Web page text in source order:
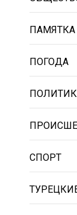
ПОГОДА
СПОРТ